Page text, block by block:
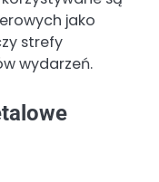
jako
strefy
wydarzeń.